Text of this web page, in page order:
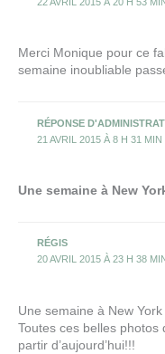
Merci Monique pour ce
semaine inoubliable
RÉPONSE
21 AVRIL 2015 À 8 H 31 MIN
Une semaine à New
RÉGIS
20 AVRIL 2015 À 23 H 38 MIN
Une semaine à New
Toutes ces belles photos
partir d’aujourd’hui!!!